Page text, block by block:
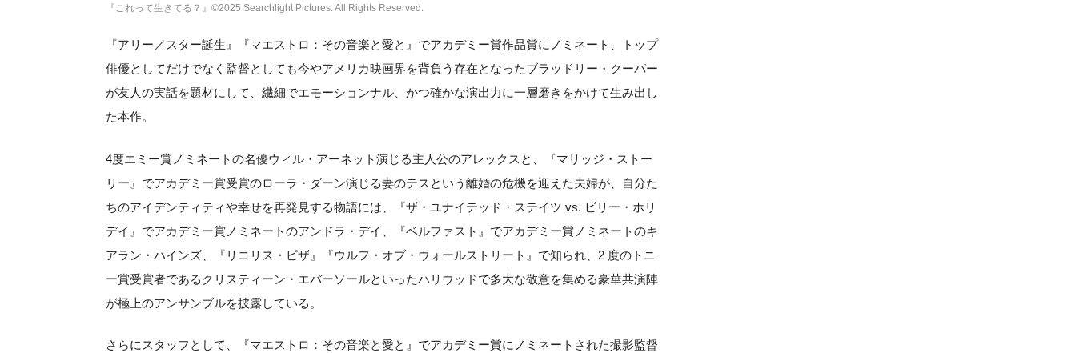
『これって生きてる？』©2025 Searchlight Pictures. All Rights Reserved.
『アリー／スター誕生』『マエストロ：その音楽と愛と』でアカデミー賞作品賞にノミネート、トップ
俳優としてだけでなく監督としても今やアメリカ映画界を背負う存在となったブラッドリー・クーパー
が友人の実話を題材にして、繊細でエモーションナル、かつ確かな演出力に一層磨きをかけて生み出し
た本作。
4度エミー賞ノミネートの名優ウィル・アーネット演じる主人公のアレックスと、『マリッジ・ストー
リー』でアカデミー賞受賞のローラ・ダーン演じる妻のテスという離婚の危機を迎えた夫婦が、自分た
ちのアイデンティティや幸せを再発見する物語には、『ザ・ユナイテッド・ステイツ vs. ビリー・ホリ
デイ』でアカデミー賞ノミネートのアンドラ・デイ、『ベルファスト』でアカデミー賞ノミネートのキ
アラン・ハインズ、『リコリス・ピザ』『ウルフ・オブ・ウォールストリート』で知られ、2 度のトニ
ー賞受賞者であるクリスティーン・エバーソールといったハリウッドで多大な敬意を集める豪華共演陣
が極上のアンサンブルを披露している。
さらにスタッフとして、『マエストロ：その音楽と愛と』でアカデミー賞にノミネートされた撮影監督